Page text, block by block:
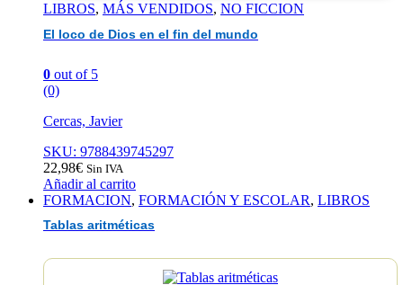
LIBROS, MÁS VENDIDOS, NO FICCION
El loco de Dios en el fin del mundo
0 out of 5
(0)
Cercas, Javier
SKU: 9788439745297
22,98€ Sin IVA
Añadir al carrito
FORMACION, FORMACIÓN Y ESCOLAR, LIBROS
Tablas aritméticas